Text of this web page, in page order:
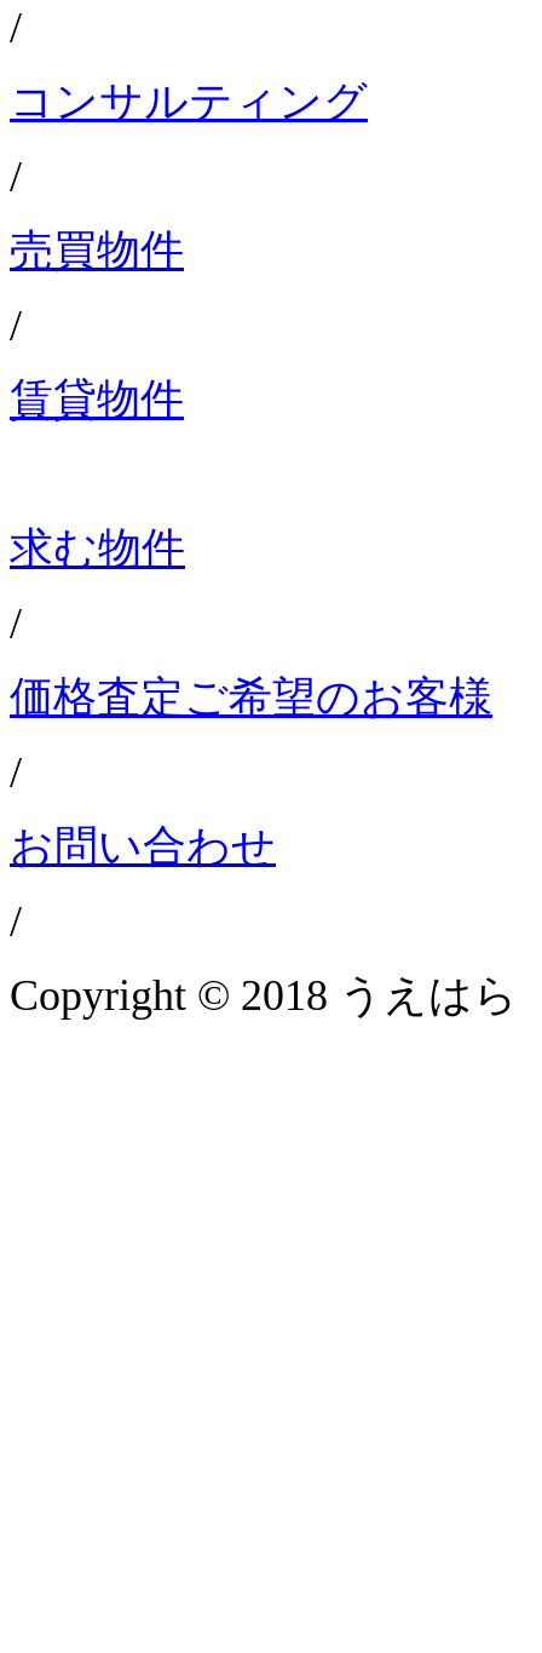
/
コンサルティング
/
売買物件
/
賃貸物件
求む物件
/
価格査定ご希望のお客様
/
お問い合わせ
/
Copyright © 2018 うえは